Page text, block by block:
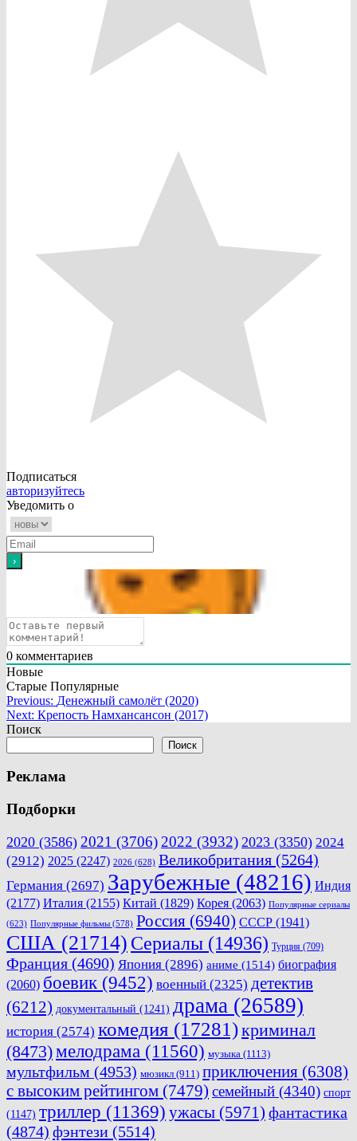
Подписаться
авторизуйтесь
Уведомить о
0 комментариев
Новые
Старые Популярные
Навигация
по
Previous: Денежный самолёт (2020)
Next: Крепость Намхансансон (2017)
Поиск
Поиск
Реклама
Подборки
2020 (3586) 2021 (3706) 2022 (3932) 2023 (3350) 2024
(2912) 2025 (2247) 2026 (628) Великобритания (5264)
Германия (2697) Зарубежные (48216) Индия
(2177) Италия (2155) Китай (1829) Корея (2063) Популярные сериалы
(623) Популярные фильмы (578) Россия (6940) СССР (1941)
США (21714) Сериалы (14936) Турция (709)
Франция (4690) Япония (2896) аниме (1514) биография
(2060) боевик (9452) военный (2325) детектив
(6212) документальный (1241) драма (26589)
история (2574) комедия (17281)криминал
(8473)мелодрама (11560) музыка (1113)
мультфильм (4953) мюзикл (911) приключения (6308)
с высоким рейтингом (7479) семейный (4340) спорт
(1147) триллер (11369) ужасы (5971) фантастика
(4874) фэнтези (5514)